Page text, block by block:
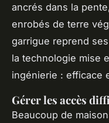
ancrés dans la
enrobés de terre
garrigue reprend
la technologie mise
ingénierie : efficace
Gérer les accès
Beaucoup de